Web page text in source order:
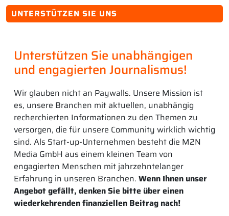
UNTERSTÜTZEN SIE UNS
Unterstützen Sie unabhängigen
und engagierten Journalismus!
Wir glauben nicht an Paywalls. Unsere Mission ist
es, unsere Branchen mit aktuellen, unabhängig
recherchierten Informationen zu den Themen zu
versorgen, die für unsere Community wirklich wichtig
sind. Als Start-up-Unternehmen besteht die M2N
Media GmbH aus einem kleinen Team von
engagierten Menschen mit jahrzehntelanger
Erfahrung in unseren Branchen. Wenn Ihnen unser
Angebot gefällt, denken Sie bitte über einen
wiederkehrenden finanziellen Beitrag nach!